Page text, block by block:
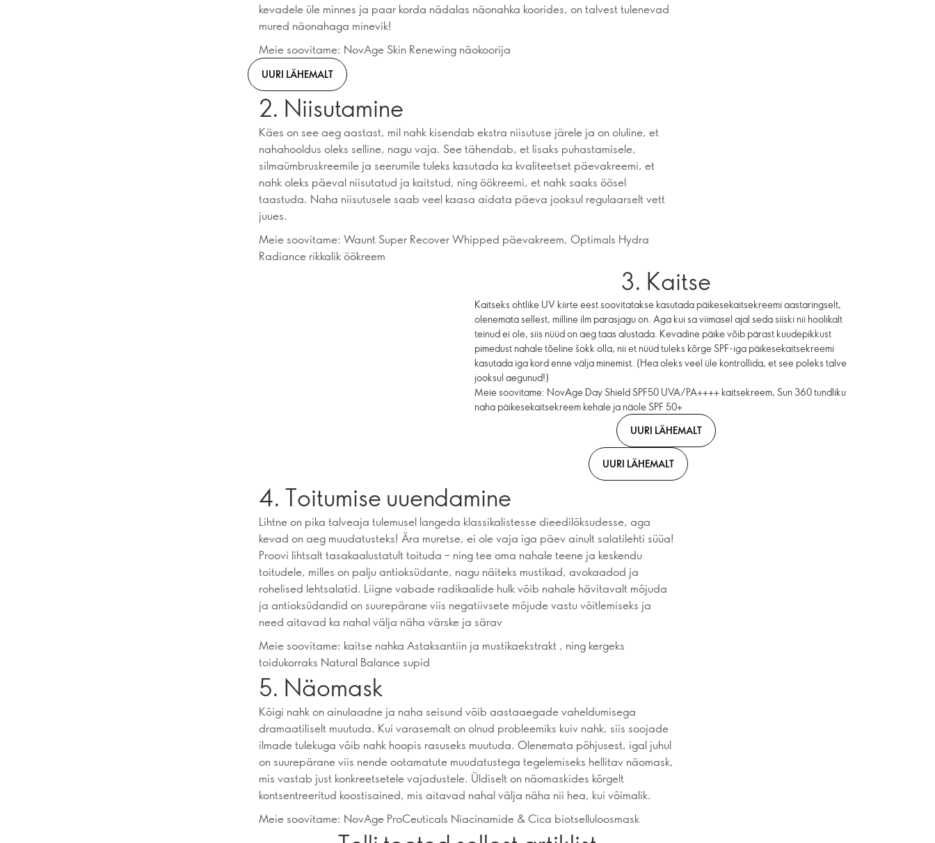
kevadele üle minnes ja paar korda nädalas näonahka koorides, on talvest tulenevad
mured näonahaga minevik!
Meie soovitame: NovAge Skin Renewing näokoorija
UURI LÄHEMALT
2. Niisutamine
Käes on see aeg aastast, mil nahk kisendab ekstra niisutuse järele ja on oluline, et
nahahooldus oleks selline, nagu vaja. See tähendab, et lisaks puhastamisele,
silmaümbruskreemile ja seerumile tuleks kasutada ka kvaliteetset päevakreemi, et
nahk oleks päeval niisutatud ja kaitstud, ning öökreemi, et nahk saaks öösel
taastuda. Naha niisutusele saab veel kaasa aidata päeva jooksul regulaarselt vett
juues.
Meie soovitame: Waunt Super Recover Whipped päevakreem, Optimals Hydra
Radiance rikkalik öökreem
3. Kaitse
Kaitseks ohtlike UV kiirte eest soovitatakse kasutada päikesekaitsekreemi aastaringselt,
olenemata sellest, milline ilm parasjagu on. Aga kui sa viimasel ajal seda siiski nii hoolikalt
teinud ei ole, siis nüüd on aeg taas alustada. Kevadine päike võib pärast kuudepikkust
pimedust nahale tõeline šokk olla, nii et nüüd tuleks kõrge SPF-iga päikesekaitsekreemi
kasutada iga kord enne välja minemist. (Hea oleks veel üle kontrollida, et see poleks talve
jooksul aegunud!)
Meie soovitame: NovAge Day Shield SPF50 UVA/PA++++ kaitsekreem, Sun 360 tundliku
naha päikesekaitsekreem kehale ja näole SPF 50+
UURI LÄHEMALT
UURI LÄHEMALT
4. Toitumise uuendamine
Lihtne on pika talveaja tulemusel langeda klassikalistesse dieedilõksudesse, aga
kevad on aeg muudatusteks! Ära muretse, ei ole vaja iga päev ainult salatilehti süüa!
Proovi lihtsalt tasakaalustatult toituda – ning tee oma nahale teene ja keskendu
toitudele, milles on palju antioksüdante, nagu näiteks mustikad, avokaadod ja
rohelised lehtsalatid. Liigne vabade radikaalide hulk võib nahale hävitavalt mõjuda
ja antioksüdandid on suurepärane viis negatiivsete mõjude vastu võitlemiseks ja
need aitavad ka nahal välja näha värske ja särav
Meie soovitame: kaitse nahka Astaksantiin ja mustikaekstrakt , ning kergeks
toidukorraks Natural Balance supid
5. Näomask
Kõigi nahk on ainulaadne ja naha seisund võib aastaaegade vaheldumisega
dramaatiliselt muutuda. Kui varasemalt on olnud probleemiks kuiv nahk, siis soojade
ilmade tulekuga võib nahk hoopis rasuseks muutuda. Olenemata põhjusest, igal juhul
on suurepärane viis nende ootamatute muudatustega tegelemiseks hellitav näomask,
mis vastab just konkreetsetele vajadustele. Üldiselt on näomaskides kõrgelt
kontsentreeritud koostisained, mis aitavad nahal välja näha nii hea, kui võimalik.
Meie soovitame: NovAge ProCeuticals Niacinamide & Cica biotselluloosmask